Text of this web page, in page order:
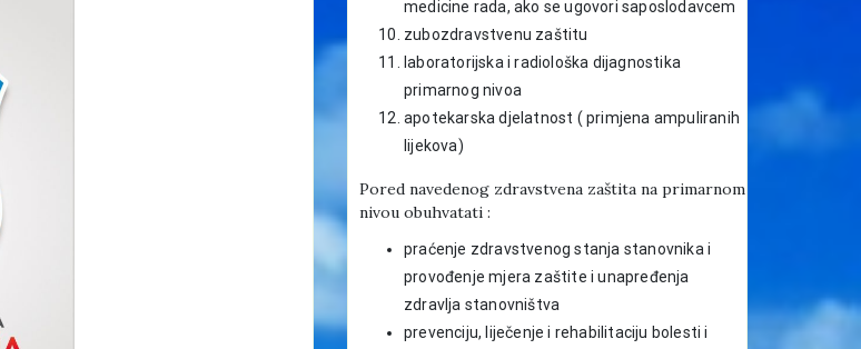
medicine rada, ako se ugovori saposlodavcem
zubozdravstvenu zaštitu
laboratorijska i radiološka dijagnostika
primarnog nivoa
apotekarska djelatnost ( primjena ampuliranih
lijekova)
Pored navedenog zdravstvena zaštita na primarnom
nivou obuhvatati :
praćenje zdravstvenog stanja stanovnika i
provođenje mjera zaštite i unapređenja
zdravlja stanovništva
prevenciju, liječenje i rehabilitaciju bolesti i